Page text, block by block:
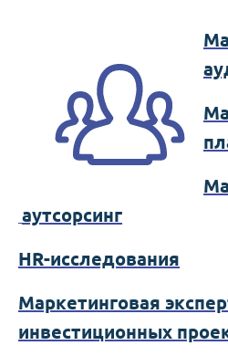
аутсорсинг
HR-исследования
Маркетинговая
инвестиционных